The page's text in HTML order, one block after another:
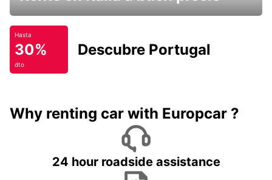
Hasta
30%
dto
Descubre Portugal
Why renting car with Europcar ?
24 hour roadside assistance